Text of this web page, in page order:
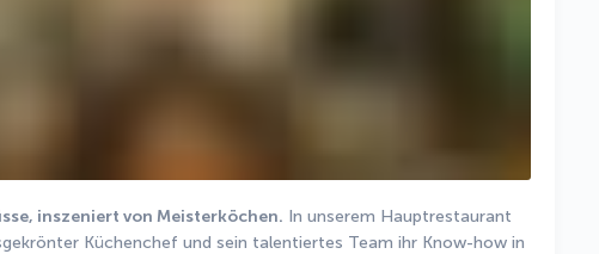
inszeniert von Meisterköchen. In unserem Hauptrestaurant
Küchenchef und sein talentiertes Team ihr Know-how in